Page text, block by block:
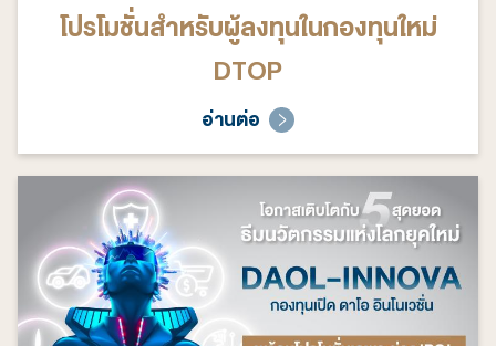
โปรโมชั่นสำหรับผู้ลงทุนในกองทุนใหม่
DTOP
อ่านต่อ